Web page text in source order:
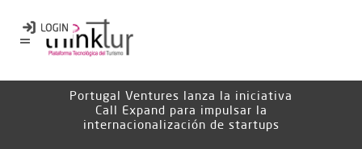
Portugal Ventures lanza la iniciativa
Call Expand para impulsar la
internacionalización de startups